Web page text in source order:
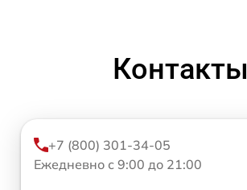
Контакты
+7 (800) 301-34-05
Ежедневно с 9:00 до 21:00